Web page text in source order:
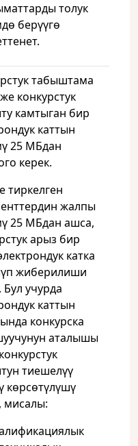
толук
берүүгө
табыштама
конкурстук
камтыган бир
каттын
25 МБдан
керек.
тиркелген
жалпы
25 МБдан ашса,
арыз бир
катка
жиберилиши
Бул учурда
каттын
конкурска
аталышы
тиешелүү
көрсөтүлүшү
мисалы: